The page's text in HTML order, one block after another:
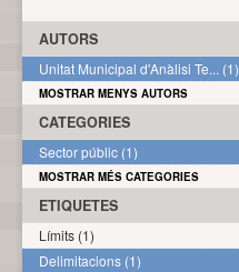
AUTORS
Unitat Municipal d'Anàlisi Te... (1)
MOSTRAR MENYS AUTORS
CATEGORIES
Sector públic (1)
MOSTRAR MÉS CATEGORIES
ETIQUETES
Límits (1)
Delimitacions (1)